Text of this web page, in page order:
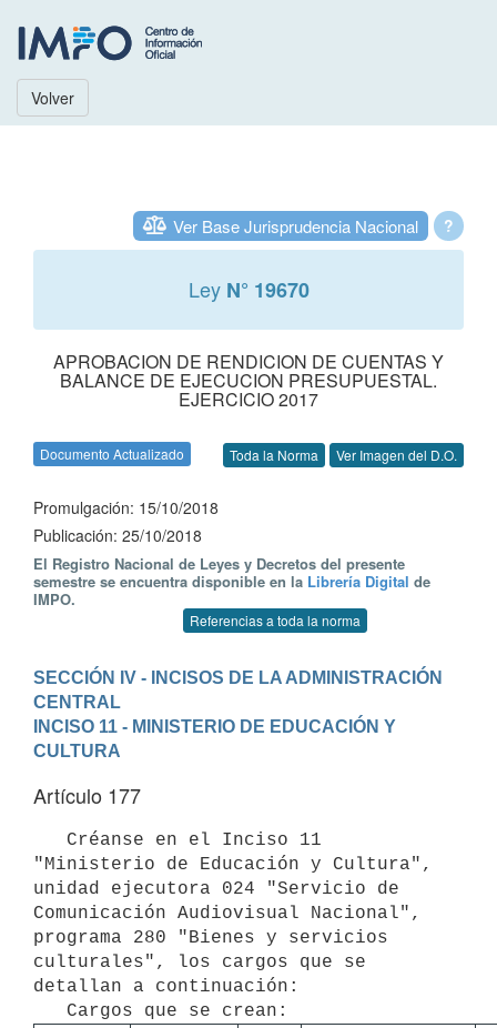
Volver
?
Ver Base Jurisprudencia Nacional
Ley N° 19670
APROBACION DE RENDICION DE CUENTAS Y
BALANCE DE EJECUCION PRESUPUESTAL.
EJERCICIO 2017
Documento Actualizado Toda la Norma Ver Imagen del D.O.
Promulgación: 15/10/2018
Publicación: 25/10/2018
El Registro Nacional de Leyes y Decretos del presente
semestre se encuentra disponible en la Librería Digital de
IMPO.
Referencias a toda la norma
SECCIÓN IV - INCISOS DE LA ADMINISTRACIÓN
CENTRAL
INCISO 11 - MINISTERIO DE EDUCACIÓN Y
CULTURA
Artículo 177
"Ministerio de Educación y Cultura",
unidad ejecutora 024 "Servicio de
Comunicación Audiovisual Nacional",
programa 280 "Bienes y servicios
culturales", los cargos que se
detallan a continuación: